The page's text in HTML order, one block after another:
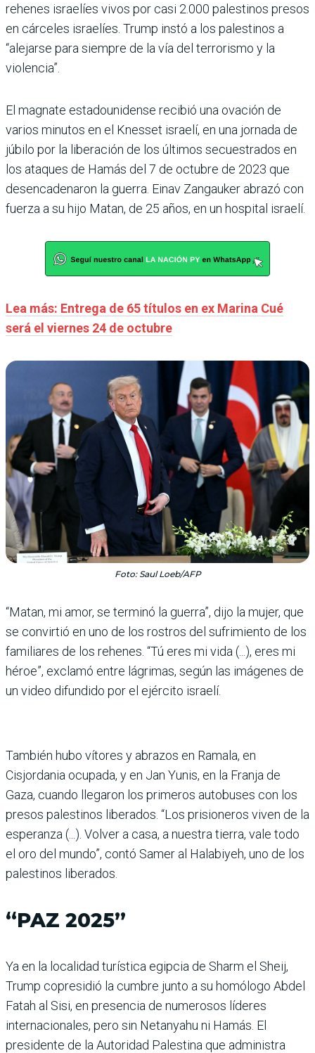
rehenes israelíes vivos por casi 2.000 palestinos presos
en cárceles israelíes. Trump instó a los palestinos a
“alejarse para siempre de la vía del terrorismo y la
violencia”.
El magnate estadounidense recibió una ovación de
varios minutos en el Knesset israelí, en una jornada de
júbilo por la liberación de los últimos secuestrados en
los ataques de Hamás del 7 de octubre de 2023 que
desencadenaron la guerra. Einav Zangauker abrazó con
fuerza a su hijo Matan, de 25 años, en un hospital israelí.
Lea más: Entrega de 65 títulos en ex Marina Cué
será el viernes 24 de octubre
Foto: Saul Loeb/AFP
“Matan, mi amor, se terminó la guerra”, dijo la mujer, que
se convirtió en uno de los rostros del sufrimiento de los
familiares de los rehenes. “Tú eres mi vida (...), eres mi
héroe”, exclamó entre lágrimas, según las imágenes de
un video difundido por el ejército israelí.
También hubo vítores y abrazos en Ramala, en
Cisjordania ocupada, y en Jan Yunis, en la Franja de
Gaza, cuando llegaron los primeros autobuses con los
presos palestinos liberados. “Los prisioneros viven de la
esperanza (...). Volver a casa, a nuestra tierra, vale todo
el oro del mundo”, contó Samer al Halabiyeh, uno de los
palestinos liberados.
“PAZ 2025”
Ya en la localidad turística egipcia de Sharm el Sheij,
Trump copresidió la cumbre junto a su homólogo Abdel
Fatah al Sisi, en presencia de numerosos líderes
internacionales, pero sin Netanyahu ni Hamás. El
presidente de la Autoridad Palestina que administra